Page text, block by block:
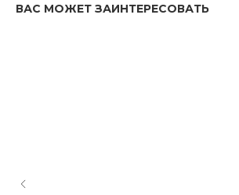
ВАС МОЖЕТ ЗАИНТЕРЕСОВАТЬ